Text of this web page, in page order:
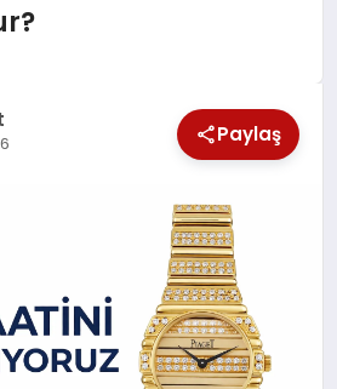
Paylaş